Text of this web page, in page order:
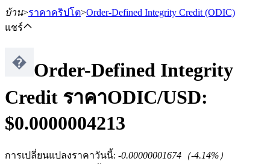
ฟิวเจอร์ส
บ้าน>ราคาคริปโต>Order-Defined Integrity Credit (ODIC)
แชร์
Order-Defined Integrity
Credit ราคาODIC/USD:
$0.0000004213
การเปลี่ยนแปลงราคาวันนี้: -0.00000001674 （-4.14%）